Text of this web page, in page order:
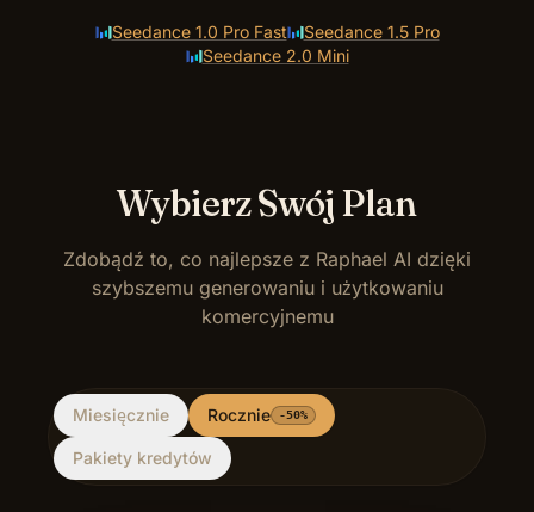
Seedance 1.0 Pro Fast
Seedance 1.5 Pro
Seedance 2.0 Mini
Wybierz Swój Plan
Zdobądź to, co najlepsze z Raphael AI dzięki
szybszemu generowaniu i użytkowaniu
komercyjnemu
Miesięcznie Rocznie -50%
Pakiety kredytów